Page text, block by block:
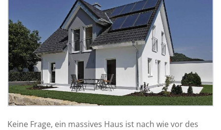
Keine Frage, ein massives Haus ist nach wie vor des